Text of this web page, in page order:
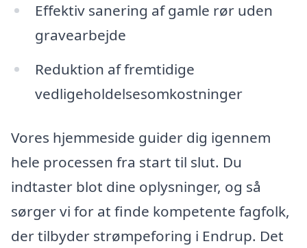
Effektiv sanering af gamle rør uden
gravearbejde
Reduktion af fremtidige
vedligeholdelsesomkostninger
Vores hjemmeside guider dig igennem
hele processen fra start til slut. Du
indtaster blot dine oplysninger, og så
sørger vi for at finde kompetente fagfolk,
der tilbyder strømpeforing i Endrup. Det